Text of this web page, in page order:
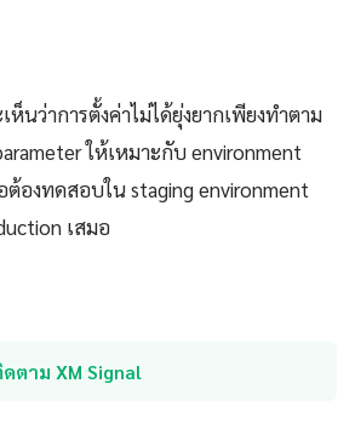
ห็นว่าการตั้งค่าไม่ได้ยุ่งยากเพียงทำตาม
ให้เหมาะกับ environment
ต้องทดสอบใน staging environment
เสมอ
ตาม XM Signal